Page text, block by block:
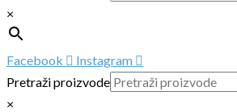
×
Facebook
Instagram
Pretraži proizvode
×